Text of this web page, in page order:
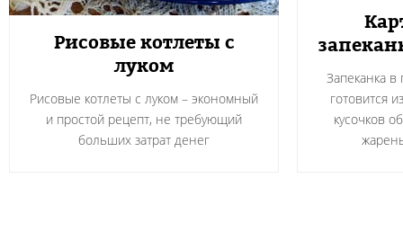
Запеканка
готовится
кусочков
Рисовые котлеты с
луком
Рисовые котлеты с луком – экономный
и простой рецепт, не требующий
больших затрат денег